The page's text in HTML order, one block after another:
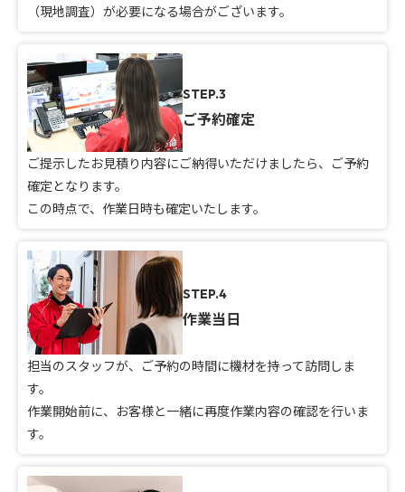
（現地調査）が必要になる場合がございます。
STEP.3
ご予約確定
ご提示したお見積り内容にご納得いただけましたら、ご予約
確定となります。
この時点で、作業日時も確定いたします。
STEP.4
作業当日
担当のスタッフが、ご予約の時間に機材を持って訪問しま
す。
作業開始前に、お客様と一緒に再度作業内容の確認を行いま
す。